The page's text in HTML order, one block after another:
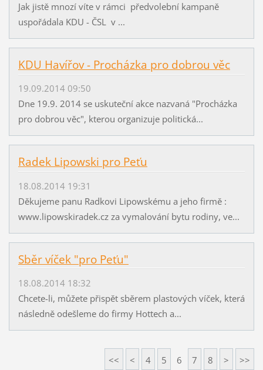
Jak jistě mnozí víte v rámci předvolební kampaně
uspořádala KDU - ČSL v ...
KDU Havířov - Procházka pro dobrou věc
19.09.2014 09:50
Dne 19.9. 2014 se uskuteční akce nazvaná "Procházka
pro dobrou věc", kterou organizuje politická...
Radek Lipowski pro Peťu
18.08.2014 19:31
Děkujeme panu Radkovi Lipowskému a jeho firmě :
www.lipowskiradek.cz za vymalování bytu rodiny, ve...
Sběr víček "pro Peťu"
18.08.2014 18:32
Chcete-li, můžete přispět sběrem plastových víček, která
následně odešleme do firmy Hottech a...
<< < 4 5 6 7 8 > >>